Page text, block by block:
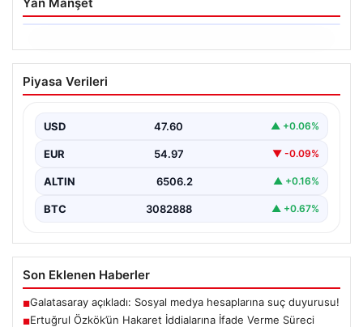
Ertuğrul Özkök’ün Hakaret İddialarına
İfade Verme Süreci
Cumhurbaşkanına hakaret iddialarıyla yürütülen
soruşturma kapsamında İstanbul Adalet…
Piyasa Verileri
USD 47.60 ▲ +0.06%
EUR 54.97 ▼ -0.09%
ALTIN 6506.2 ▲ +0.16%
BTC 3082888 ▲ +0.67%
Son Eklenen Haberler
■Galatasaray açıkladı: Sosyal medya hesaplarına suç duyurusu!
■Ertuğrul Özkök’ün Hakaret İddialarına İfade Verme Süreci